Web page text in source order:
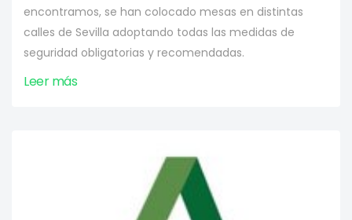
encontramos, se han colocado mesas en distintas
calles de Sevilla adoptando todas las medidas de
seguridad obligatorias y recomendadas.
Leer más